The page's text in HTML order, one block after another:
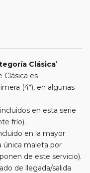
Clásica':
Clásica es
(4*), en algunas
en esta serie
frío).
en la mayor
única maleta por
de este servicio).
de llegada/salida